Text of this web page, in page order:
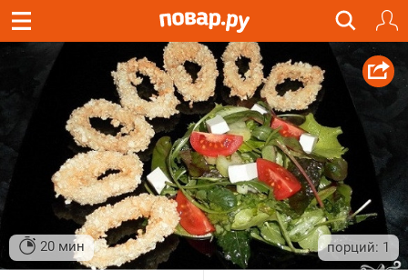
20 мин 1